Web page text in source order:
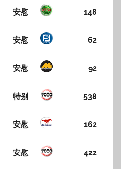
安慰 148
安慰 62
安慰 92
特别 538
安慰 162
安慰 422